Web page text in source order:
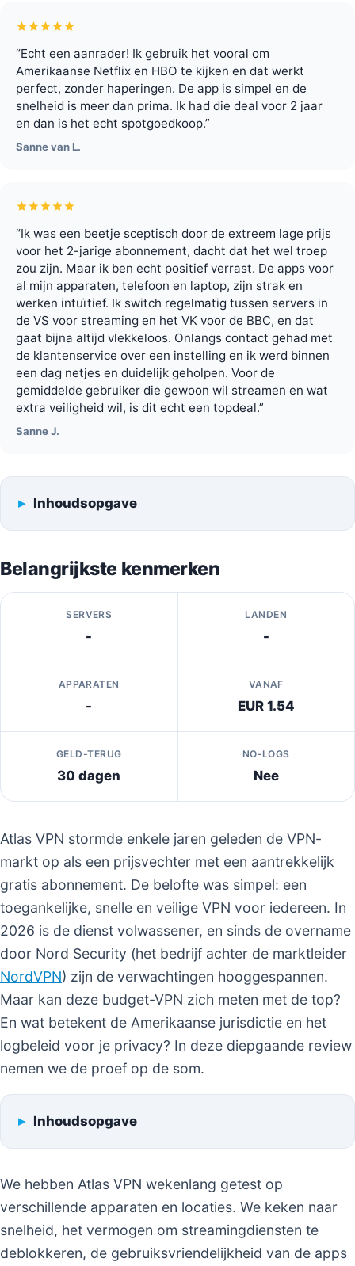
“Echt een aanrader! Ik gebruik het vooral om
Amerikaanse Netflix en HBO te kijken en dat werkt
perfect, zonder haperingen. De app is simpel en de
snelheid is meer dan prima. Ik had die deal voor 2 jaar
en dan is het echt spotgoedkoop.”
Sanne van L.
“Ik was een beetje sceptisch door de extreem lage prijs
voor het 2-jarige abonnement, dacht dat het wel troep
zou zijn. Maar ik ben echt positief verrast. De apps voor
al mijn apparaten, telefoon en laptop, zijn strak en
werken intuïtief. Ik switch regelmatig tussen servers in
de VS voor streaming en het VK voor de BBC, en dat
gaat bijna altijd vlekkeloos. Onlangs contact gehad met
de klantenservice over een instelling en ik werd binnen
een dag netjes en duidelijk geholpen. Voor de
gemiddelde gebruiker die gewoon wil streamen en wat
extra veiligheid wil, is dit echt een topdeal.”
Sanne J.
Inhoudsopgave
Belangrijkste kenmerken
SERVERS
-
LANDEN
-
APPARATEN
-
VANAF
EUR 1.54
GELD-TERUG
30 dagen
NO-LOGS
Nee
Atlas VPN stormde enkele jaren geleden de VPN-
markt op als een prijsvechter met een aantrekkelijk
gratis abonnement. De belofte was simpel: een
toegankelijke, snelle en veilige VPN voor iedereen. In
2026 is de dienst volwassener, en sinds de overname
door Nord Security (het bedrijf achter de marktleider
NordVPN) zijn de verwachtingen hooggespannen.
Maar kan deze budget-VPN zich meten met de top?
En wat betekent de Amerikaanse jurisdictie en het
logbeleid voor je privacy? In deze diepgaande review
nemen we de proef op de som.
Inhoudsopgave
We hebben Atlas VPN wekenlang getest op
verschillende apparaten en locaties. We keken naar
snelheid, het vermogen om streamingdiensten te
deblokkeren, de gebruiksvriendelijkheid van de apps